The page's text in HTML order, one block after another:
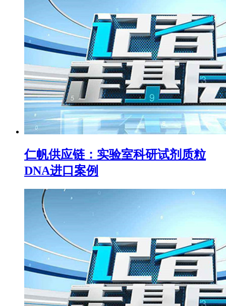
仁帆供应链：实验室科研试剂质粒
DNA进口案例